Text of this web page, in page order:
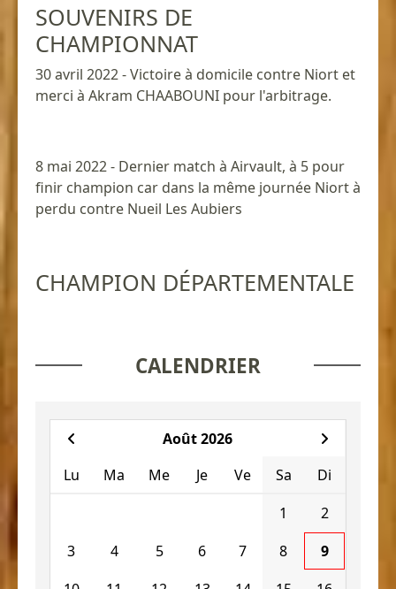
SOUVENIRS DE
CHAMPIONNAT
30 avril 2022 - Victoire à domicile contre Niort et
merci à Akram CHAABOUNI pour l'arbitrage.
8 mai 2022 - Dernier match à Airvault, à 5 pour
finir champion car dans la même journée Niort à
perdu contre Nueil Les Aubiers
CHAMPION DÉPARTEMENTALE
CALENDRIER
Août 2026
Lu
Ma Me Je Ve Sa
Di
1
2
3
4 5 6 7 8
9